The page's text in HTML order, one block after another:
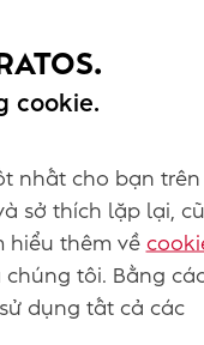
người làm
Grand-Place Việt
Ưu Nguồn Nguyên
Hòa Nhập” đánh
Nghiệp Phát
cookie.
nhất cho bạn trên
sở thích lặp lại,
hiểu thêm về
tôi. Bằng
dụng tất cả các